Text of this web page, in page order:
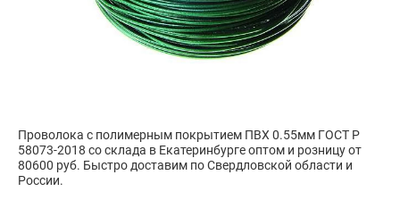
Проволока с полимерным покрытием ПВХ 0.55мм ГОСТ Р
58073-2018 со склада в Екатеринбурге оптом и розницу от
80600 руб. Быстро доставим по Свердловской области и
России.